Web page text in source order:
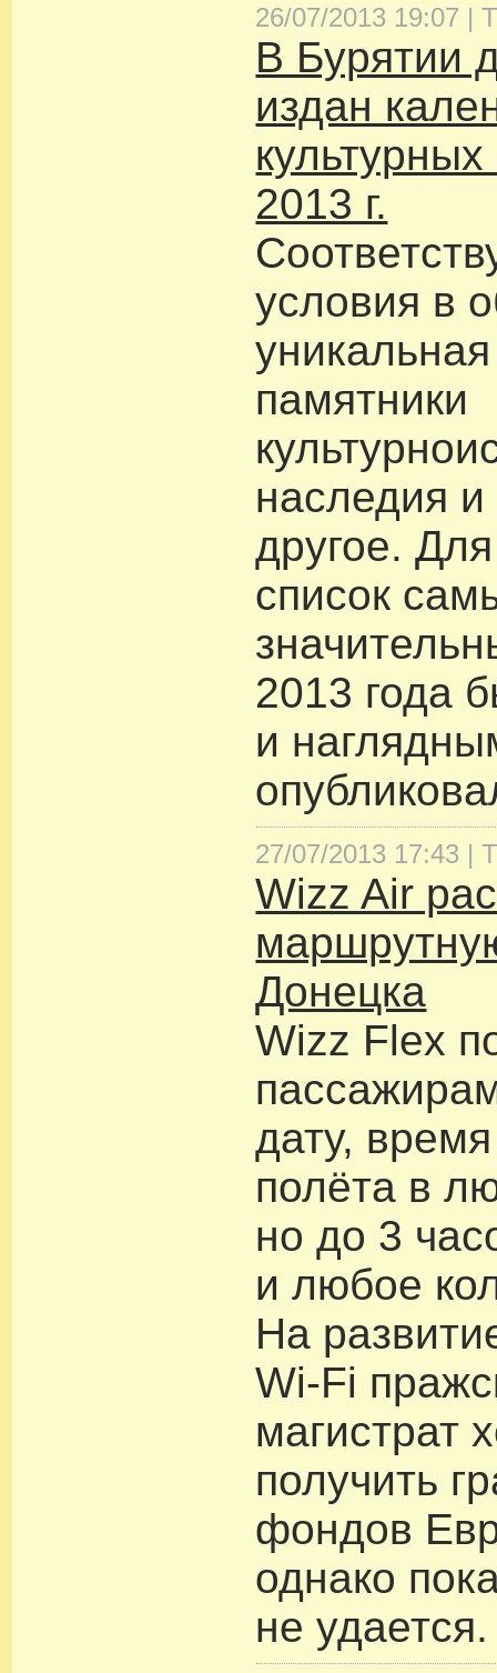
26/07/2013 19:07 |
В Бурятии
издан
2013 г.
условия в
памятники
наследия и
другое.
список
2013 года
и
27/07/2013 17:43 |
Wizz Air
Донецка
Wizz Flex
дату,
полёта в
но до 3
и любое
На
Wi-Fi
магистрат
получить
фондов
однако
не удается.